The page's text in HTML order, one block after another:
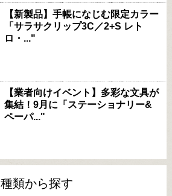
【新製品】手帳になじむ限定カラー
「サラサクリップ3C／2+S レト
ロ・..."
【業者向けイベント】多彩な文具が
集結！9月に「ステーショナリー&
ペーパ..."
種類から探す